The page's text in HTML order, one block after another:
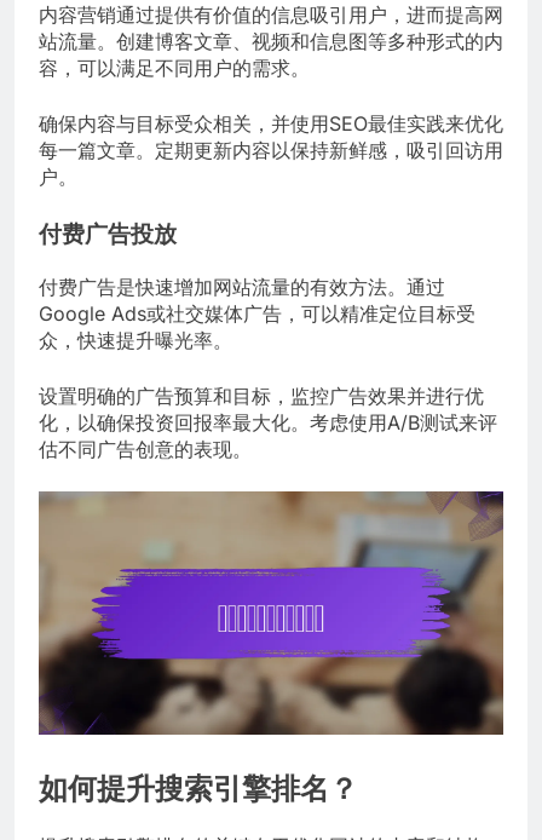
内容营销通过提供有价值的信息吸引用户，进而提高网
站流量。创建博客文章、视频和信息图等多种形式的内
容，可以满足不同用户的需求。
确保内容与目标受众相关，并使用SEO最佳实践来优化
每一篇文章。定期更新内容以保持新鲜感，吸引回访用
户。
付费广告投放
付费广告是快速增加网站流量的有效方法。通过
Google Ads或社交媒体广告，可以精准定位目标受
众，快速提升曝光率。
设置明确的广告预算和目标，监控广告效果并进行优
化，以确保投资回报率最大化。考虑使用A/B测试来评
估不同广告创意的表现。
如何提升搜索引擎排名？